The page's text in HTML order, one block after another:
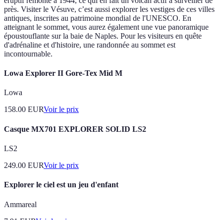
près. Visiter le Vésuve, c’est aussi explorer les vestiges de ces villes
antiques, inscrites au patrimoine mondial de l'UNESCO. En
atteignant le sommet, vous aurez également une vue panoramique
époustouflante sur la baie de Naples. Pour les visiteurs en quête
d'adrénaline et d'histoire, une randonnée au sommet est
incontournable.
Lowa Explorer II Gore-Tex Mid M
Lowa
158.00 EURVoir le prix
Casque MX701 EXPLORER SOLID LS2
LS2
249.00 EURVoir le prix
Explorer le ciel est un jeu d'enfant
Ammareal